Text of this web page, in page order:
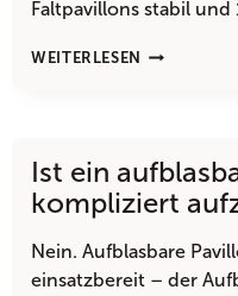
Faltpavillons stabil und
WEITERLESEN
SIND
GEEIGNET?
Ist ein
kompliziert
Nein. Aufblasbare
einsatzbereit – der